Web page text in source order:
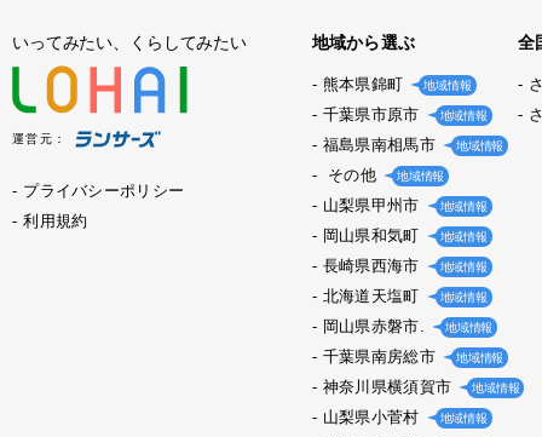
いってみたい、くらしてみたい
運営元：
プライバシーポリシー
利用規約
地域から選ぶ
熊本県錦町 地域情報
千葉県市原市 地域情報
福島県南相馬市 地域情報
その他 地域情報
山梨県甲州市 地域情報
岡山県和気町 地域情報
長崎県西海市 地域情報
北海道天塩町 地域情報
岡山県赤磐市. 地域情報
千葉県南房総市 地域情報
神奈川県横須賀市 地域情報
山梨県小菅村 地域情報
全